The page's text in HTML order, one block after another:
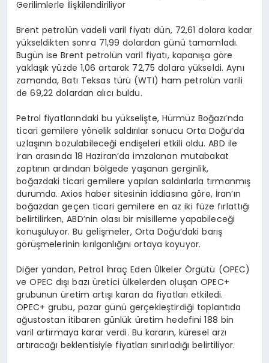
Gerilimlerle İlişkilendiriliyor
Brent petrolün vadeli varil fiyatı dün, 72,61 dolara kadar
yükseldikten sonra 71,99 dolardan günü tamamladı.
Bugün ise Brent petrolün varil fiyatı, kapanışa göre
yaklaşık yüzde 1,06 artarak 72,75 dolara yükseldi. Aynı
zamanda, Batı Teksas türü (WTI) ham petrolün varili
de 69,22 dolardan alıcı buldu.
Petrol fiyatlarındaki bu yükselişte, Hürmüz Boğazı’nda
ticari gemilere yönelik saldırılar sonucu Orta Doğu’da
uzlaşının bozulabileceği endişeleri etkili oldu. ABD ile
İran arasında 18 Haziran’da imzalanan mutabakat
zaptının ardından bölgede yaşanan gerginlik,
boğazdaki ticari gemilere yapılan saldırılarla tırmanmış
durumda. Axios haber sitesinin iddiasına göre, İran’ın
boğazdan geçen ticari gemilere en az iki füze fırlattığı
belirtilirken, ABD’nin olası bir misilleme yapabileceği
konuşuluyor. Bu gelişmeler, Orta Doğu’daki barış
görüşmelerinin kırılganlığını ortaya koyuyor.
Diğer yandan, Petrol İhraç Eden Ülkeler Örgütü (OPEC)
ve OPEC dışı bazı üretici ülkelerden oluşan OPEC+
grubunun üretim artışı kararı da fiyatları etkiledi.
OPEC+ grubu, pazar günü gerçekleştirdiği toplantıda
ağustostan itibaren günlük üretim hedefini 188 bin
varil artırmaya karar verdi. Bu kararın, küresel arzı
artıracağı beklentisiyle fiyatları sınırladığı belirtiliyor.